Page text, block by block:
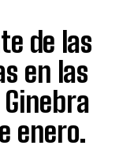
de las
en las
enero.